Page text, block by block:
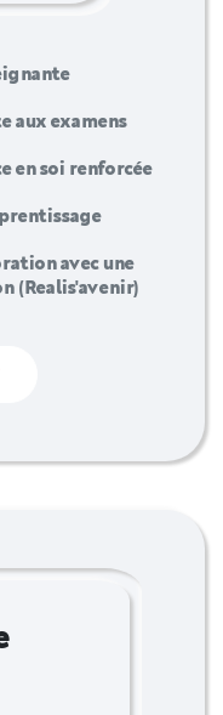
aux examens
en soi renforcée
avec une
(Realis'avenir)